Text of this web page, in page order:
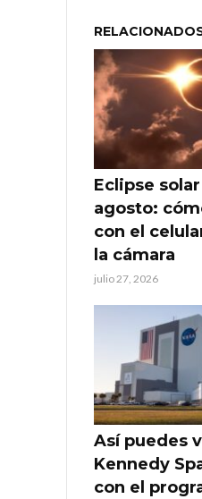
Eclipse
agosto:
con el
la cámara
julio 27, 2026
Así puedes
Kennedy
con el